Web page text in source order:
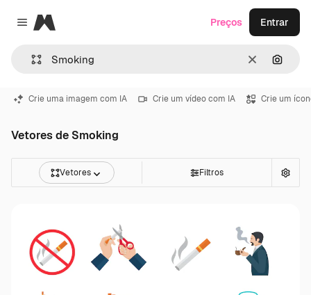
Close menu
Magnific
Limpar
Preços Entrar
Crie uma imagem com IA Crie um vídeo com IA Crie um
Vetores de Smoking
Vetores Filtros